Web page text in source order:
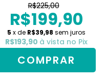
R$225,00
R$199,90
5 x de R$39,98 sem juros
R$193,90 à vista no Pix
COMPRAR